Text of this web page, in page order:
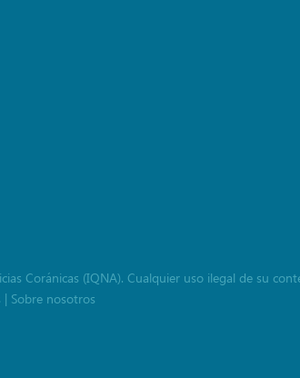
Coránicas (IQNA). Cualquier uso ilegal de su
| Sobre nosotros